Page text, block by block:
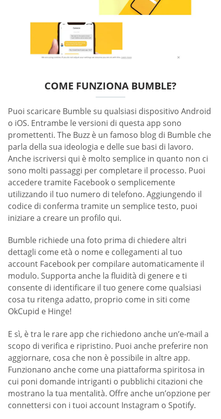
COME FUNZIONA BUMBLE?
Puoi scaricare Bumble su qualsiasi dispositivo Android
o iOS. Entrambe le versioni di questa app sono
promettenti. The Buzz è un famoso blog di Bumble che
parla della sua ideologia e delle sue basi di lavoro.
Anche iscriversi qui è molto semplice in quanto non ci
sono molti passaggi per completare il processo. Puoi
accedere tramite Facebook o semplicemente
utilizzando il tuo numero di telefono. Aggiungendo il
codice di conferma tramite un semplice testo, puoi
iniziare a creare un profilo qui.
Bumble richiede una foto prima di chiedere altri
dettagli come età o nome e collegamenti al tuo
account Facebook per compilare automaticamente il
modulo. Supporta anche la fluidità di genere e ti
consente di identificare il tuo genere come qualsiasi
cosa tu ritenga adatto, proprio come in siti come
OkCupid e Hinge!
E sì, è tra le rare app che richiedono anche un’e-mail a
scopo di verifica e ripristino. Puoi anche preferire non
aggiornare, cosa che non è possibile in altre app.
Funzionano anche come una piattaforma spiritosa in
cui poni domande intriganti o pubblichi citazioni che
mostrano la tua mentalità. Offre anche un’opzione per
connettersi con i tuoi account Instagram o Spotify.